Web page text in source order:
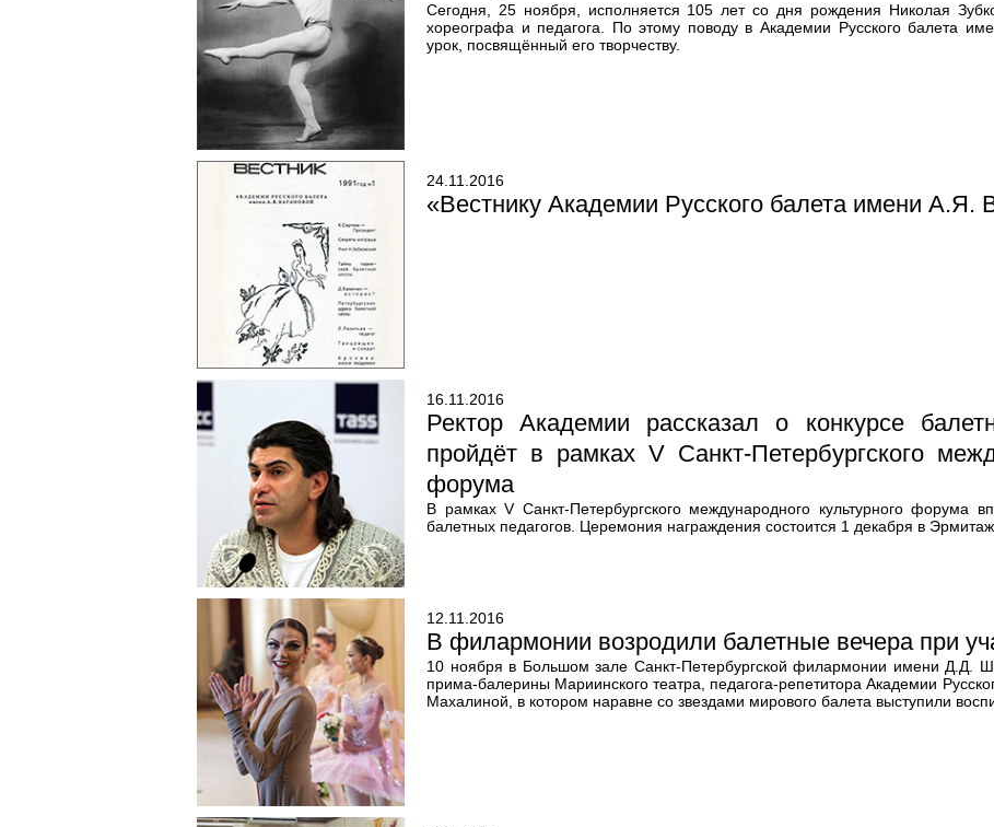
Сегодня, 25 ноября, исполняется 105 лет со дня рождения Николая
хореографа и педагога. По этому поводу в Академии Русского балета
урок, посвящённый его творчеству.
24.11.2016
«Вестнику Академии Русского балета имени А.Я.
16.11.2016
Ректор Академии рассказал о конкурсе
пройдёт в рамках V Санкт-Петербургского
форума
В рамках V Санкт-Петербургского международного культурного форума
балетных педагогов. Церемония награждения состоится 1 декабря в
12.11.2016
В филармонии возродили балетные вечера при
10 ноября в Большом зале Санкт-Петербургской филармонии имени Д.Д.
прима-балерины Мариинского театра, педагога-репетитора Академии
Махалиной, в котором наравне со звездами мирового балета выступили